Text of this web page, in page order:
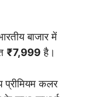
बाजार में
₹7,999 है।
प्रीमियम कलर